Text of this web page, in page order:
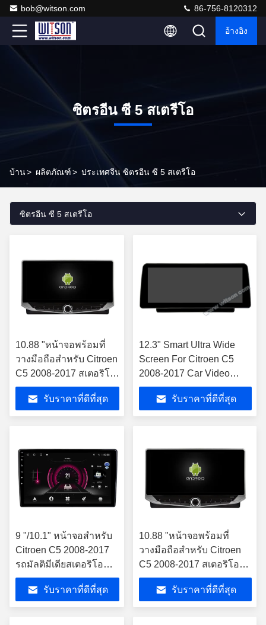
bob@witson.com 86-756-8120312
อ้างอิง
ซิตรอีน ซี 5 สเตรีโอ
บ้าน> ผลิตภัณฑ์> ประเทศจีน ซิตรอีน ซี 5 สเตรีโอ
ซิตรอีน ซี 5 สเตรีโอ
10.88 "หน้าจอพร้อมที่
วางมือถือสำหรับ Citroen
C5 2008-2017 สเตอริโอ
มัลติมีเดีย
รับราคาที่ดีที่สุด
12.3" Smart Ultra Wide
Screen For Citroen C5
2008-2017 Car Video
Touch QLED มัลติมีเดีย สเต
เรีย เพลย์รับราคาที่ดีที่สุด
9 "/10.1" หน้าจอสำหรับ
Citroen C5 2008-2017
รถมัลติมีเดียสเตอริโอ
GPS CarPlay Player
รับราคาที่ดีที่สุด
10.88 "หน้าจอพร้อมที่
วางมือถือสำหรับ Citroen
C5 2008-2017 สเตอริโอ
มัลติมีเดีย
รับราคาที่ดีที่สุด